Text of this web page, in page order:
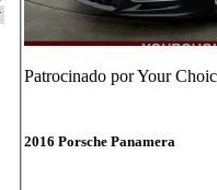
Patrocinado porYour
2016 Porsche Panamera